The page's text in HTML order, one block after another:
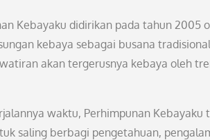
Kebayaku didirikan pada tahun 2005
kebaya sebagai busana
akan tergerusnya kebaya oleh
waktu, Perhimpunan
saling berbagi pengetahuan,